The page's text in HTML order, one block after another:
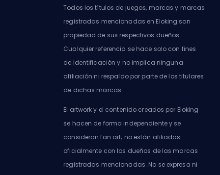
Todos los títulos de juegos, marcas y marcas
registradas mencionadas en Eloking son
propiedad de sus respectivos dueños.
Cualquier referencia se hace solo con fines
de identificación y no implica ninguna
afiliación ni respaldo por parte de los titulares
de dichas marcas.
El artwork y el contenido creados por Eloking
se hacen de forma independiente y se
consideran fan art; no están afiliados
oficialmente con los dueños de las marcas
registradas mencionadas. No se expresa ni